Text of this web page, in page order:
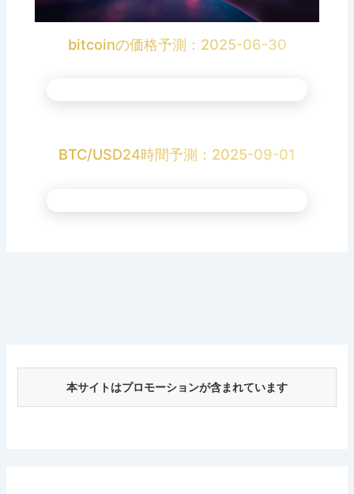
bitcoinの価格予測：2025-06-30
BTC/USD24時間予測：2025-09-01
本サイトはプロモーションが含まれています